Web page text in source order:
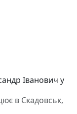
Іванович у
в Скадовськ,